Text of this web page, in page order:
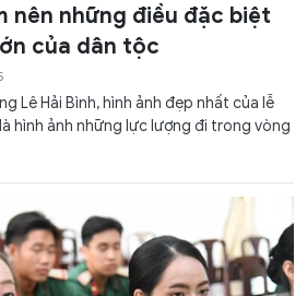
nên những điều đặc biệt
của dân tộc
Lê Hải Bình, hình ảnh đẹp nhất của lễ
hình ảnh những lực lượng đi trong vòng